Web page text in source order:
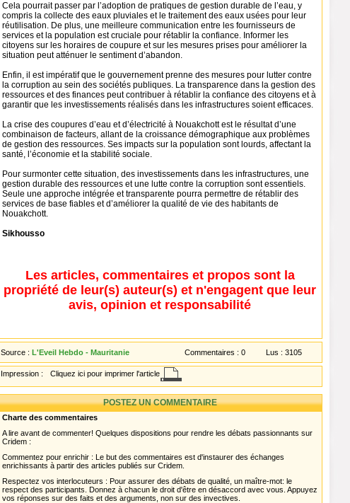
Cela pourrait passer par l’adoption de pratiques de gestion durable de l’eau, y
compris la collecte des eaux pluviales et le traitement des eaux usées pour leur
réutilisation. De plus, une meilleure communication entre les fournisseurs de
services et la population est cruciale pour rétablir la confiance. Informer les
citoyens sur les horaires de coupure et sur les mesures prises pour améliorer la
situation peut atténuer le sentiment d’abandon.
Enfin, il est impératif que le gouvernement prenne des mesures pour lutter contre
la corruption au sein des sociétés publiques. La transparence dans la gestion des
ressources et des finances peut contribuer à rétablir la confiance des citoyens et à
garantir que les investissements réalisés dans les infrastructures soient efficaces.
La crise des coupures d’eau et d’électricité à Nouakchott est le résultat d’une
combinaison de facteurs, allant de la croissance démographique aux problèmes
de gestion des ressources. Ses impacts sur la population sont lourds, affectant la
santé, l’économie et la stabilité sociale.
Pour surmonter cette situation, des investissements dans les infrastructures, une
gestion durable des ressources et une lutte contre la corruption sont essentiels.
Seule une approche intégrée et transparente pourra permettre de rétablir des
services de base fiables et d’améliorer la qualité de vie des habitants de
Nouakchott.
Sikhousso
Les articles, commentaires et propos sont la
propriété de leur(s) auteur(s) et n'engagent que leur
avis, opinion et responsabilité
Source : L'Eveil Hebdo - Mauritanie Commentaires : 0 Lus : 3105
Impression : Cliquez ici pour imprimer l'article
POSTEZ UN COMMENTAIRE
Charte des commentaires
A lire avant de commenter! Quelques dispositions pour rendre les débats passionnants sur
Cridem :
Commentez pour enrichir : Le but des commentaires est d'instaurer des échanges
enrichissants à partir des articles publiés sur Cridem.
Respectez vos interlocuteurs : Pour assurer des débats de qualité, un maître-mot: le
respect des participants. Donnez à chacun le droit d'être en désaccord avec vous. Appuyez
vos réponses sur des faits et des arguments, non sur des invectives.